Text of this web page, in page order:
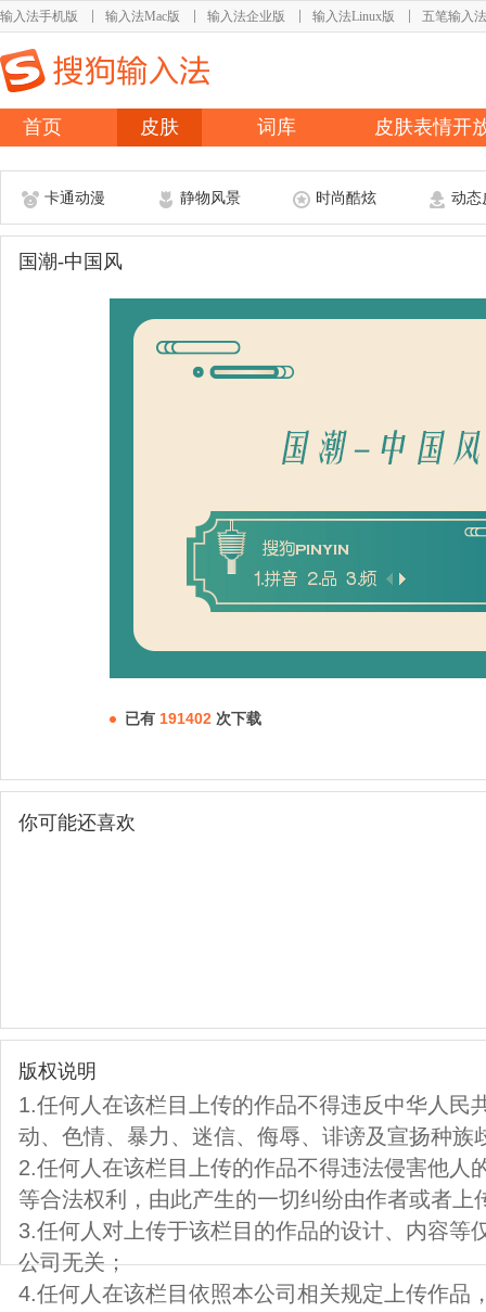
输入法手机版 输入法Mac版 输入法企业版 输入法Linux版 五笔输入法
首页 皮肤 词库 皮肤表情开
卡通动漫 静物风景 时尚酷炫 动态
国潮-中国风
已有 191402 次下载
你可能还喜欢
版权说明
1.任何人在该栏目上传的作品不得违反中华人民
动、色情、暴力、迷信、侮辱、诽谤及宣扬种族
2.任何人在该栏目上传的作品不得违法侵害他人
等合法权利，由此产生的一切纠纷由作者或者上
3.任何人对上传于该栏目的作品的设计、内容等
公司无关；
4.任何人在该栏目依照本公司相关规定上传作品